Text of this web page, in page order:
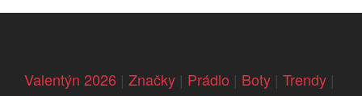
Valentýn 2026 | Značky | Prádlo | Boty | Trendy |